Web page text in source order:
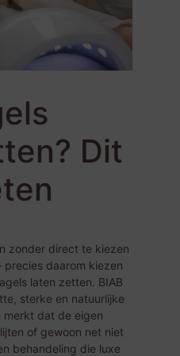
Dit
zonder direct te kiezen
precies daarom kiezen
laten zetten. BIAB
sterke en natuurlijke
merkt dat de eigen
of gewoon net niet
behandeling die luxe